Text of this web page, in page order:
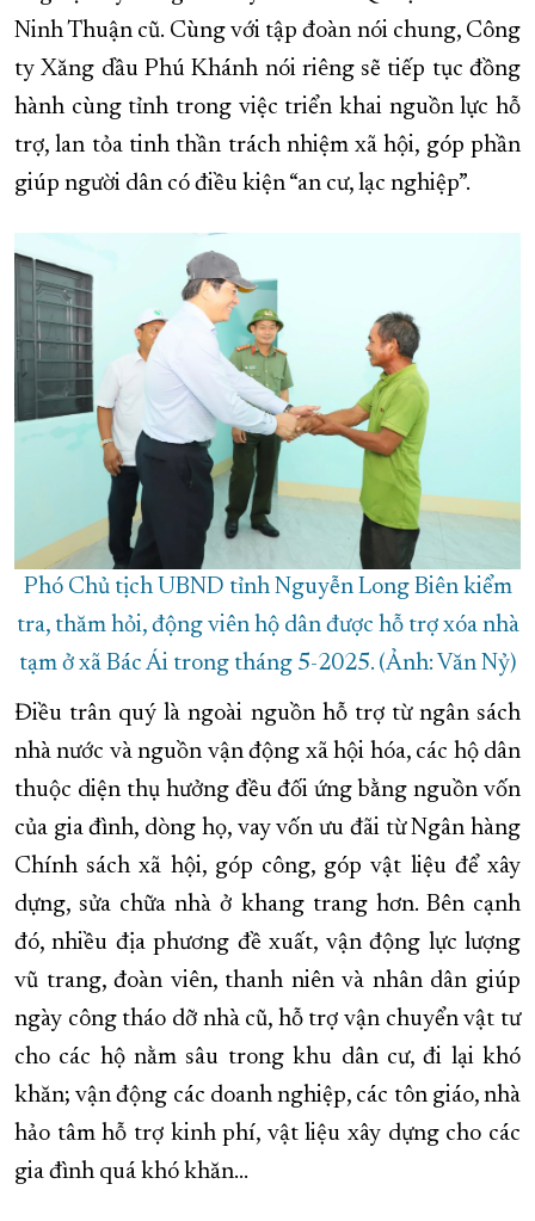
Ninh Thuận cũ. Cùng với tập đoàn nói chung, Công
ty Xăng dầu Phú Khánh nói riêng sẽ tiếp tục đồng
hành cùng tỉnh trong việc triển khai nguồn lực hỗ
trợ, lan tỏa tinh thần trách nhiệm xã hội, góp phần
giúp người dân có điều kiện “an cư, lạc nghiệp”.
Phó Chủ tịch UBND tỉnh Nguyễn Long Biên kiểm
tra, thăm hỏi, động viên hộ dân được hỗ trợ xóa nhà
tạm ở xã Bác Ái trong tháng 5-2025. (Ảnh: Văn Nỷ)
Điều trân quý là ngoài nguồn hỗ trợ từ ngân sách
nhà nước và nguồn vận động xã hội hóa, các hộ dân
thuộc diện thụ hưởng đều đối ứng bằng nguồn vốn
của gia đình, dòng họ, vay vốn ưu đãi từ Ngân hàng
Chính sách xã hội, góp công, góp vật liệu để xây
dựng, sửa chữa nhà ở khang trang hơn. Bên cạnh
đó, nhiều địa phương đề xuất, vận động lực lượng
vũ trang, đoàn viên, thanh niên và nhân dân giúp
ngày công tháo dỡ nhà cũ, hỗ trợ vận chuyển vật tư
cho các hộ nằm sâu trong khu dân cư, đi lại khó
khăn; vận động các doanh nghiệp, các tôn giáo, nhà
hảo tâm hỗ trợ kinh phí, vật liệu xây dựng cho các
gia đình quá khó khăn…